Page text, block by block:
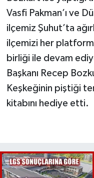
Vasfi Pakman’ı ve
ilçemiz Şuhut’ta
ilçemizi her
birliği ile devam
Başkanı Recep
Keşkeğinin piştiği
kitabını hediye etti.